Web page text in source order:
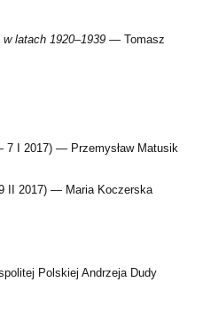
latach 1920–1939 — Tomasz
7 I 2017) — Przemysław Matusik
II 2017) — Maria Koczerska
Polskiej Andrzeja Dudy